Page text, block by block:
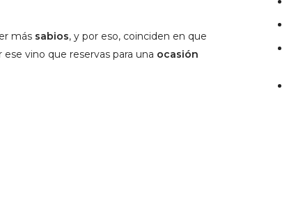
más sabios, y por eso, coinciden en que
ese vino que reservas para una ocasión